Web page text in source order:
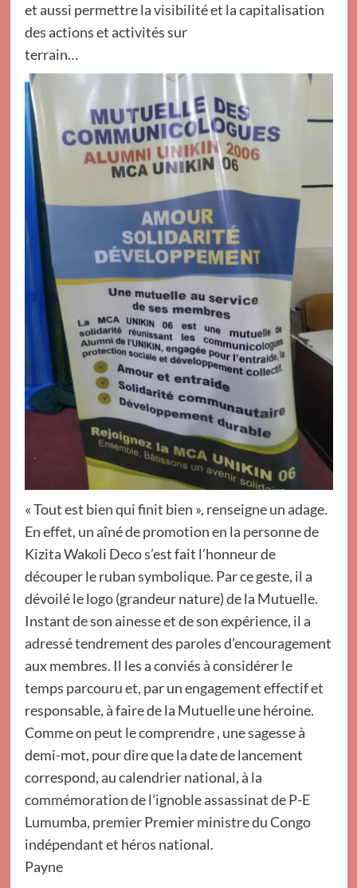
et aussi permettre la visibilité et la capitalisation
des actions et activités sur
terrain…
« Tout est bien qui finit bien », renseigne un adage.
En effet, un aîné de promotion en la personne de
Kizita Wakoli Deco s’est fait l’honneur de
découper le ruban symbolique. Par ce geste, il a
dévoilé le logo (grandeur nature) de la Mutuelle.
Instant de son ainesse et de son expérience, il a
adressé tendrement des paroles d’encouragement
aux membres. Il les a conviés à considérer le
temps parcouru et, par un engagement effectif et
responsable, à faire de la Mutuelle une héroine.
Comme on peut le comprendre , une sagesse à
demi-mot, pour dire que la date de lancement
correspond, au calendrier national, à la
commémoration de l’ignoble assassinat de P-E
Lumumba, premier Premier ministre du Congo
indépendant et héros national.
Payne